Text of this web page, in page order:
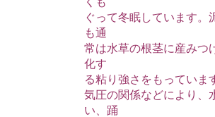
ぐって冬眠しています。
も通
常は水草の根茎に産みつ
化す
る粘り強さをもっていま
気圧の関係などにより、
い、踊